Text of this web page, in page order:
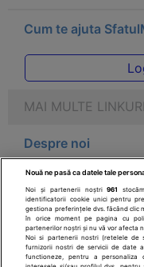
Cum te ajuta
MAI MULTE LINKURI
Despre noi
Legal
Drepturile
Parteneri
Nouă ne pasă ca datele tale
Noi și partenerii noștri961
identificatorii cookie unici pentru
gestiona preferințele dvs. făcând clic
în orice moment pe pagina cu
partenerilor noștri și nu vă vor afecta
Noi si partenerii nostri (retelele de
furnizorii nostri de servicii de date
functioneze, pentru a